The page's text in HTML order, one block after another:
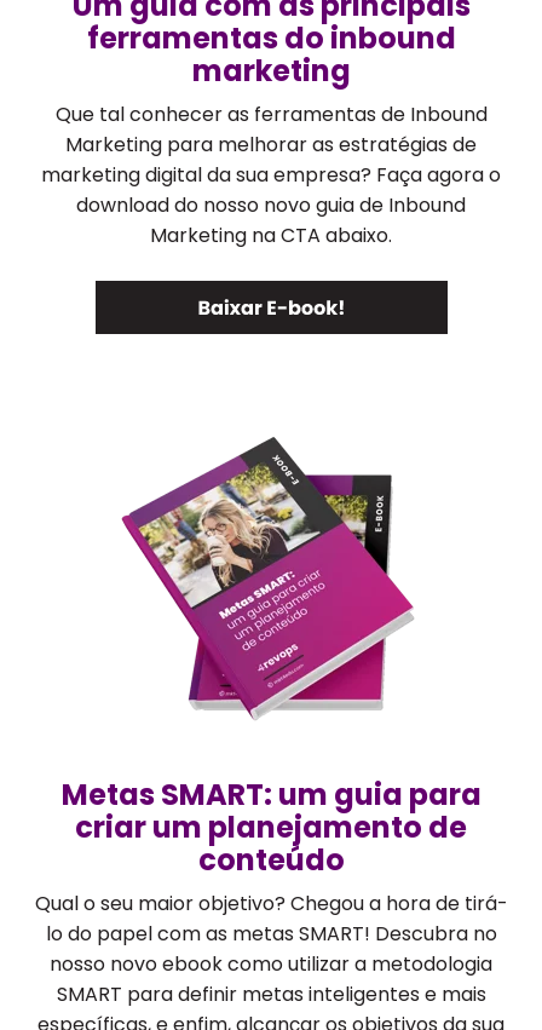
ferramentas do inbound
marketing
Que tal conhecer as ferramentas de Inbound
Marketing para melhorar as estratégias de
marketing digital da sua empresa? Faça agora o
download do nosso novo guia de Inbound
Marketing na CTA abaixo.
Metas SMART: um guia para
criar um planejamento de
conteúdo
Qual o seu maior objetivo? Chegou a hora de tirá-
lo do papel com as metas SMART! Descubra no
nosso novo ebook como utilizar a metodologia
SMART para definir metas inteligentes e mais
específicas, e enfim, alcançar os objetivos da sua